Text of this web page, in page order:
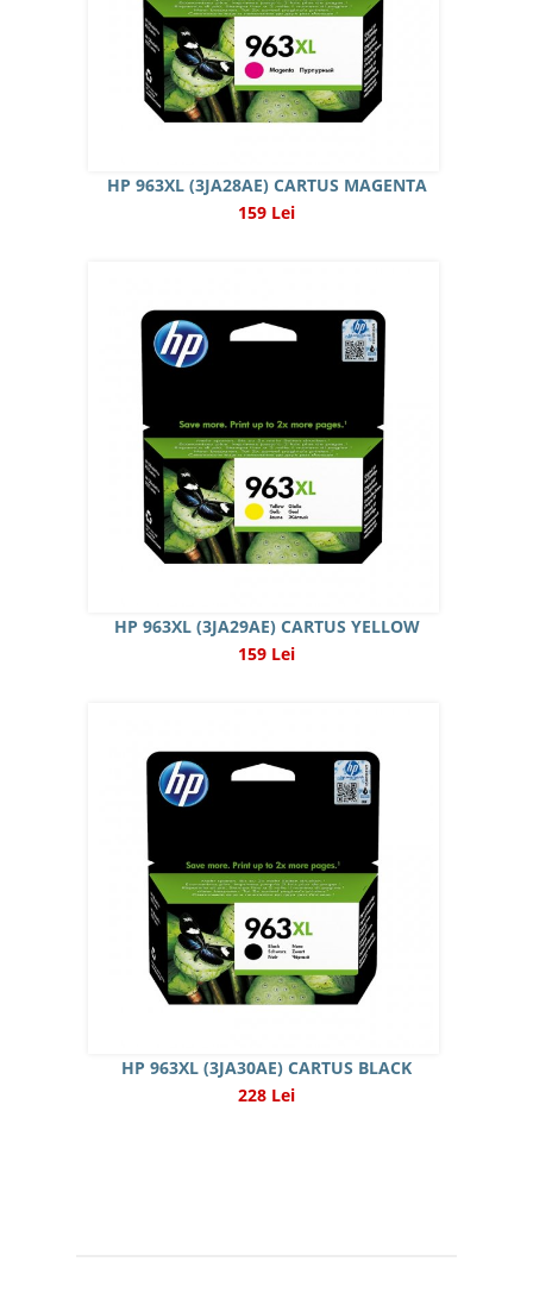
HP 963XL (3JA28AE) CARTUS MAGENTA
159 Lei
HP 963XL (3JA29AE) CARTUS YELLOW
159 Lei
HP 963XL (3JA30AE) CARTUS BLACK
228 Lei